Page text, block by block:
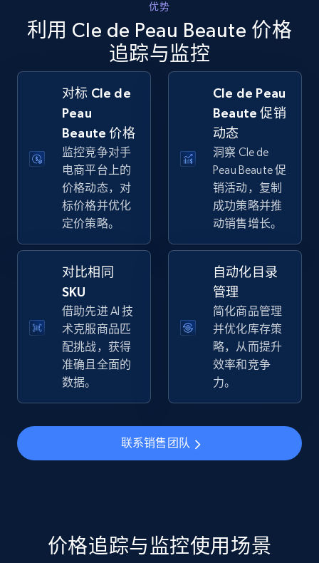
URL, Final price, Sku, Currency, Gtin,
Specifications, Image urls, Top reviews, and
5.6K+
Walmart - products - Discover products by
using sku numbers
URL, Final price, Sku, Currency, Gtin,
Specifications, Image urls, Top reviews, and
more.
5.6K+ 立即开始
TikTok Shop
URL, Title, Available, Description, Currency, Initial
price, Final price, Discount percent, and more.
5.4K+ 668+ 立即开始
优势
利用 Cle de Peau Beaute 价格
追踪与监控
对标 Cle de
Peau
Beaute 价格
监控竞争对手
电商平台上的
价格动态，对
标价格并优化
定价策略。
Cle de Peau
Beaute 促销
动态
洞察 Cle de
Peau Beaute 促
销活动，复制
成功策略并推
动销售增长。
对比相同
SKU
借助先进 AI 技
术克服商品匹
配挑战，获得
准确且全面的
数据。
自动化目录
管理
简化商品管理
并优化库存策
略，从而提升
效率和竞争
力。
联系销售团队
价格追踪与监控使用场景